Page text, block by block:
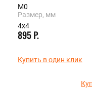
М0
Размер, мм
4х4
895 Р.
Купить в один клик